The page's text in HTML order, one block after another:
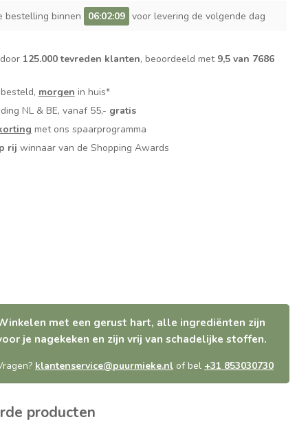
bestelling binnen 06:02:08 voor levering de volgende dag
125.000 tevreden klanten, beoordeeld met 9,5 van 7686
morgen in huis*
NL & BE, vanaf 55,- gratis
met ons spaarprogramma
rij winnaar van de Shopping Awards
met een gerust hart, alle ingrediënten zijn
je nagekeken en zijn vrij van schadelijke stoffen.
klantenservice@puurmieke.nl of bel +31 853030730
producten